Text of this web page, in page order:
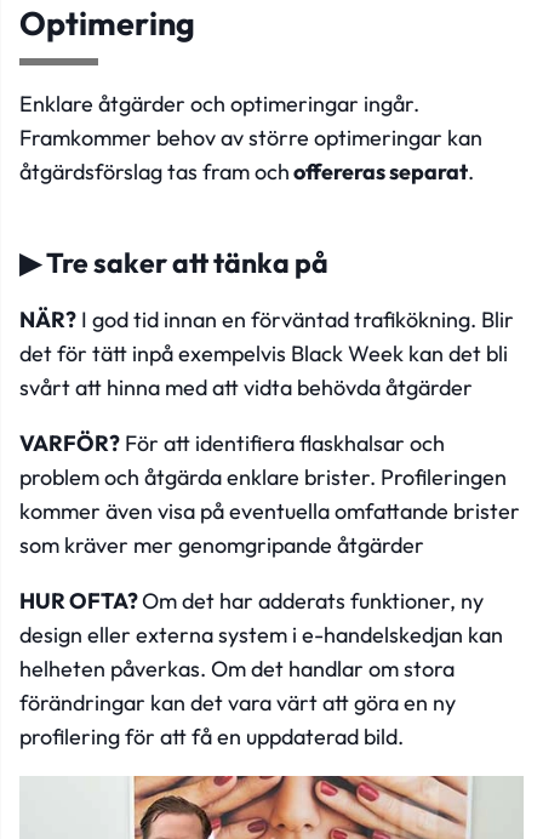
Optimering
Enklare åtgärder och optimeringar ingår.
Framkommer behov av större optimeringar kan
åtgärdsförslag tas fram ochoffereras separat.
▶ Tre saker att tänka på
NÄR? I god tid innan en förväntad trafikökning. Blir
det för tätt inpå exempelvis Black Week kan det bli
svårt att hinna med att vidta behövda åtgärder
VARFÖR? För att identifiera flaskhalsar och
problem och åtgärda enklare brister. Profileringen
kommer även visa på eventuella omfattande brister
som kräver mer genomgripande åtgärder
HUR OFTA?Om det har adderats funktioner, ny
design eller externa system i e-handelskedjan kan
helheten påverkas. Om det handlar om stora
förändringar kan det vara värt att göra en ny
profilering för att få en uppdaterad bild.